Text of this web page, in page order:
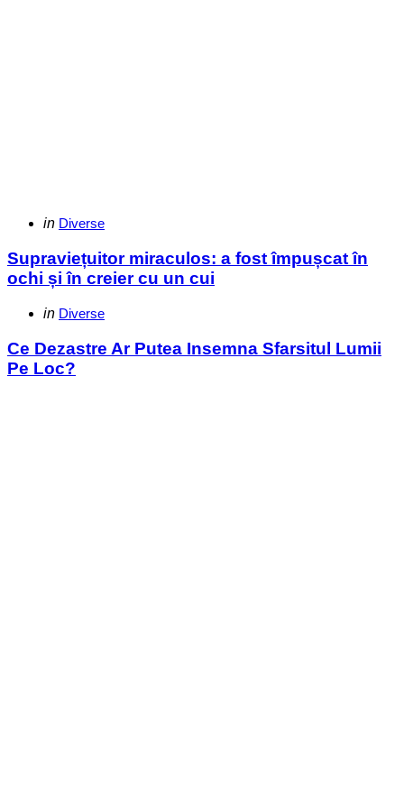
Categories
Posted
in Diverse
Supraviețuitor miraculos: a fost împușcat în
ochi și în creier cu un cui
Categories
Posted
in Diverse
Ce Dezastre Ar Putea Insemna Sfarsitul Lumii
Pe Loc?